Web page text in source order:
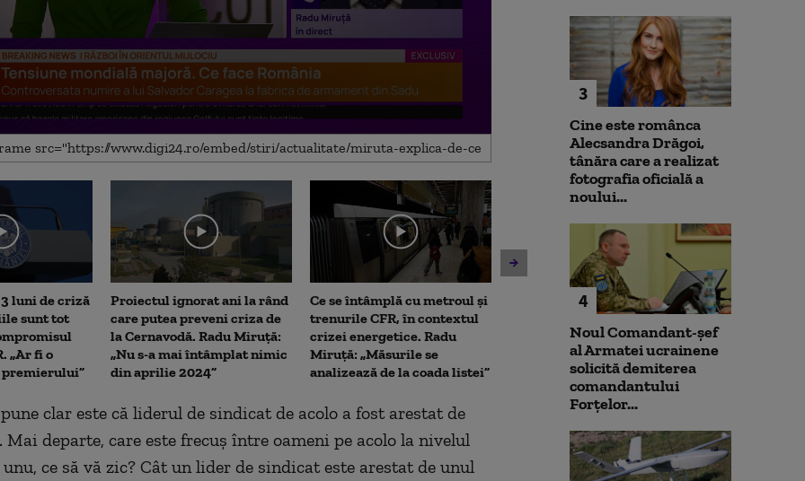
luni de criză
sunt tot
„Ar fi o
Proiectul ignorat ani la rând
care putea preveni criza de
la Cernavodă. Radu Miruță:
„Nu s-a mai întâmplat nimic
din aprilie 2024”
Ce se întâmplă cu metroul și
trenurile CFR, în contextul
crizei energetice. Radu
Miruță: „Măsurile se
analizează de la coada listei”
Alerta cu bombă din Portul
Constanța. Radu Miruță:
Amenințare transmisă de pe
numere din Ucraina și
Polonia, posibil creată cu AI
Unitatea 2 de
ar putea fi
Dunărea
Ce spune
clar este că liderul de sindicat de acolo a fost arestat de
Mai departe, care este frecuș între oameni pe acolo la nivelul
ce să vă zic? Cât un lider de sindicat este arestat de unul
3
Cine este românca
Alecsandra Drăgoi,
tânăra care a realizat
fotografia oficială a
noului...
4
Noul Comandant-șef
al Armatei ucrainene
solicită demiterea
comandantului
Forțelor...